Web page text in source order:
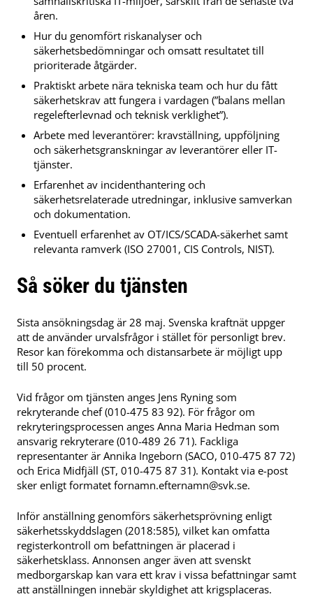
åren.
Hur du genomfört riskanalyser och
säkerhetsbedömningar och omsatt resultatet till
prioriterade åtgärder.
Praktiskt arbete nära tekniska team och hur du fått
säkerhetskrav att fungera i vardagen (”balans mellan
regelefterlevnad och teknisk verklighet”).
Arbete med leverantörer: kravställning, uppföljning
och säkerhetsgranskningar av leverantörer eller IT-
tjänster.
Erfarenhet av incidenthantering och
säkerhetsrelaterade utredningar, inklusive samverkan
och dokumentation.
Eventuell erfarenhet av OT/ICS/SCADA-säkerhet samt
relevanta ramverk (ISO 27001, CIS Controls, NIST).
Så söker du tjänsten
Sista ansökningsdag är 28 maj. Svenska kraftnät uppger
att de använder urvalsfrågor i stället för personligt brev.
Resor kan förekomma och distansarbete är möjligt upp
till 50 procent.
Vid frågor om tjänsten anges Jens Ryning som
rekryterande chef (010-475 83 92). För frågor om
rekryteringsprocessen anges Anna Maria Hedman som
ansvarig rekryterare (010-489 26 71). Fackliga
representanter är Annika Ingeborn (SACO, 010-475 87 72)
och Erica Midfjäll (ST, 010-475 87 31). Kontakt via e-post
sker enligt formatet fornamn.efternamn@svk.se.
Inför anställning genomförs säkerhetsprövning enligt
säkerhetsskyddslagen (2018:585), vilket kan omfatta
registerkontroll om befattningen är placerad i
säkerhetsklass. Annonsen anger även att svenskt
medborgarskap kan vara ett krav i vissa befattningar samt
att anställningen innebär skyldighet att krigsplaceras.